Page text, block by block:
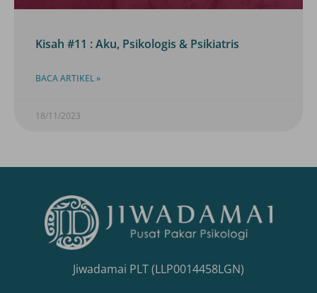
Kisah #11 : Aku, Psikologis & Psikiatris
BACA ARTIKEL »
18/11/2023
Jiwadamai PLT (LLP0014458LGN)